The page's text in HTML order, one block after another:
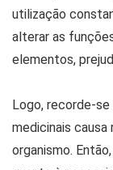
utilização
alterar as
elementos,
Logo, recorde-
medicinais
organismo.